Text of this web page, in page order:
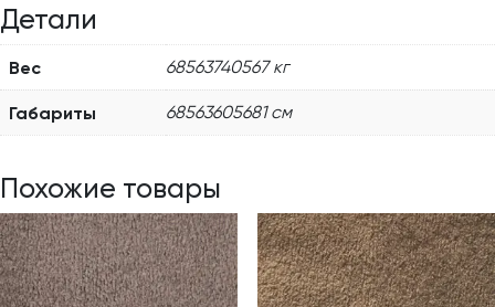
Детали
Вес 68563740567 кг
Габариты 68563605681 см
Похожие товары